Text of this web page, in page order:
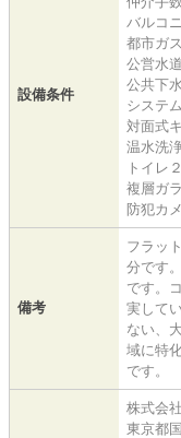
設備条件
バルコ
都市ガス
公営水道
公共下水
システ
対面式
温水洗
トイレ
複層ガ
防犯カ
備考
フラッ
分です
です。
実して
ない、
域に特
です。
株式会
東京都